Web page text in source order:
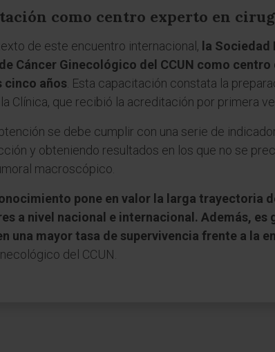
como centro experto en
de este encuentro internacional, la
Cáncer Ginecológico del CCUN como
cinco años. Esta capacitación constata la
Clínica, que recibió la acreditación por primera
se debe cumplir con una serie de
y obteniendo resultados en los que no se
macroscópico.
pone en valor la larga trayectoria
a nivel nacional e internacional. Además,
una mayor tasa de supervivencia frente a la
del CCUN.